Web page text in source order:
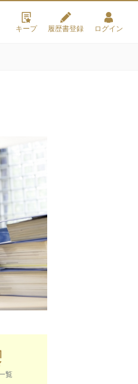
キープ 履歴書登録 ログイン
覧